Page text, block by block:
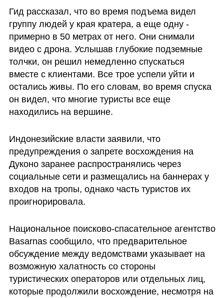
Гид рассказал, что во время подъема видел
группу людей у края кратера, а еще одну -
примерно в 50 метрах от него. Они снимали
видео с дрона. Услышав глубокие подземные
толчки, он решил немедленно спускаться
вместе с клиентами. Все трое успели уйти и
остались живы. По его словам, во время спуска
он видел, что многие туристы все еще
находились на вершине.
Индонезийские власти заявили, что
предупреждения о запрете восхождения на
Дуконо заранее распространялись через
социальные сети и размещались на баннерах у
входов на тропы, однако часть туристов их
проигнорировала.
Национальное поисково-спасательное агентство
Basarnas сообщило, что предварительное
обсуждение между ведомствами указывает на
возможную халатность со стороны
туристических операторов или отдельных лиц,
которые продолжили восхождение, несмотря на